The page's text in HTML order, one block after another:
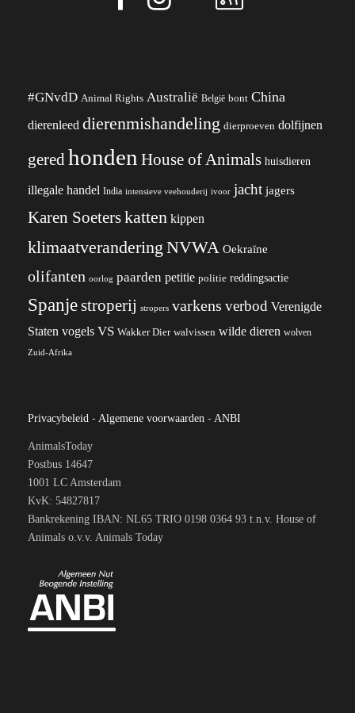
#GNvdD Animal Rights Australië België bont China
dierenleed dierenmishandeling dierproeven dolfijnen
geredhonden House of Animals huisdieren
illegale handel India intensieve veehouderij ivoor jacht jagers
Karen Soeterskatten kippen
klimaatverandering NVWA Oekraïne
olifanten oorlog paarden petitie politie reddingsactie
Spanjestroperij stropers varkens verbod Verenigde
Staten vogels VS Wakker Dier walvissen wilde dieren wolven
Zuid-Afrika
Privacybeleid - Algemene voorwaarden - ANBI
AnimalsToday
Postbus 14647
1001 LC Amsterdam
KvK: 54827817
Bankrekening IBAN: NL65 TRIO 0198 0364 93 t.n.v. House of
Animals o.v.v. Animals Today